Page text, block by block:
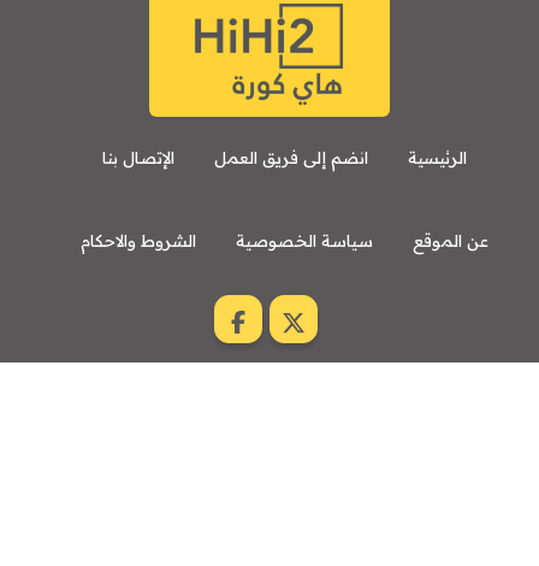
الرئيسية انضم إلى فريق العمل الإتصال بنا
عن الموقع سياسة الخصوصية الشروط والاحكام